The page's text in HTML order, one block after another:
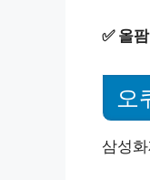
✅ 올
오
삼성